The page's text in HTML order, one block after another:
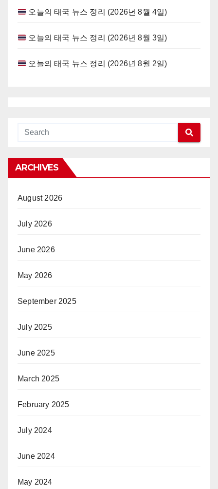
오늘의 태국 뉴스 정리 (2026년 8월 4일)
오늘의 태국 뉴스 정리 (2026년 8월 3일)
오늘의 태국 뉴스 정리 (2026년 8월 2일)
ARCHIVES
August 2026
July 2026
June 2026
May 2026
September 2025
July 2025
June 2025
March 2025
February 2025
July 2024
June 2024
May 2024